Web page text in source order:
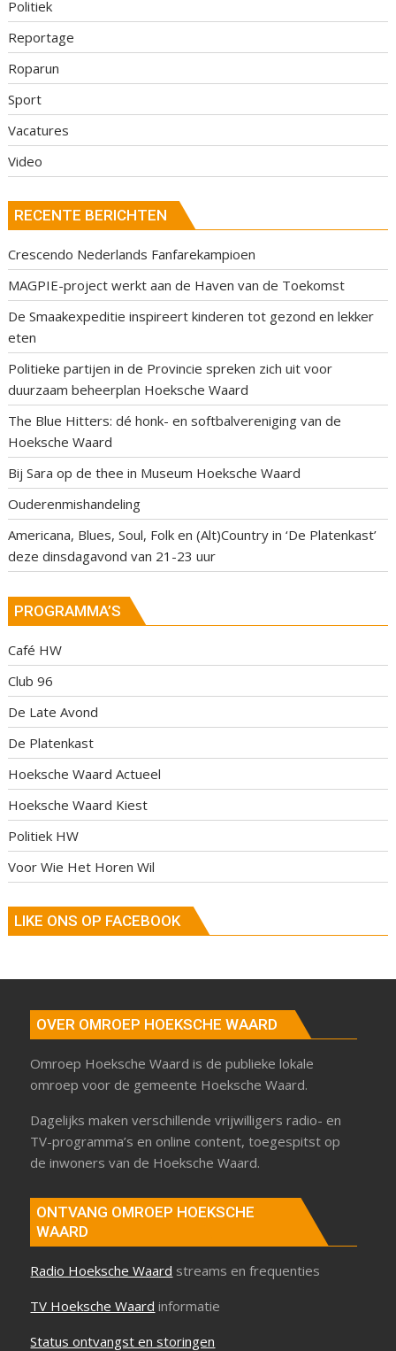
Politiek
Reportage
Roparun
Sport
Vacatures
Video
RECENTE BERICHTEN
Crescendo Nederlands Fanfarekampioen
MAGPIE-project werkt aan de Haven van de Toekomst
De Smaakexpeditie inspireert kinderen tot gezond en lekker
eten
Politieke partijen in de Provincie spreken zich uit voor
duurzaam beheerplan Hoeksche Waard
The Blue Hitters: dé honk- en softbalvereniging van de
Hoeksche Waard
Bij Sara op de thee in Museum Hoeksche Waard
Ouderenmishandeling
Americana, Blues, Soul, Folk en (Alt)Country in ‘De Platenkast’
deze dinsdagavond van 21-23 uur
PROGRAMMA’S
Café HW
Club 96
De Late Avond
De Platenkast
Hoeksche Waard Actueel
Hoeksche Waard Kiest
Politiek HW
Voor Wie Het Horen Wil
LIKE ONS OP FACEBOOK
OVER OMROEP HOEKSCHE WAARD
Omroep Hoeksche Waard is de publieke lokale
omroep voor de gemeente Hoeksche Waard.
Dagelijks maken verschillende vrijwilligers radio- en
TV-programma’s en online content, toegespitst op
de inwoners van de Hoeksche Waard.
ONTVANG OMROEP HOEKSCHE
WAARD
Radio Hoeksche Waard streams en frequenties
TV Hoeksche Waard informatie
Status ontvangst en storingen